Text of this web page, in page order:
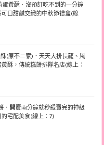
蛋黃酥．沒預訂吃不到的一分鐘
口甜鹹交織的中秋節禮盒(線
(原不二家)．天天大排長龍、風
酥，傳統糕餅排隊名店(線上：
．開賣兩分鐘就秒殺賣完的神級
宅配美食(線上：7)